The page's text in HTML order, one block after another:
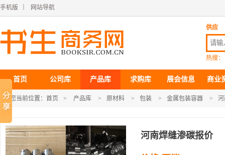
手机版 网站导航
供应
热搜：
首页 公司库 产品库 求购库 展会信息 商业
您当前位置： 首页 > 产品库 > 原材料 > 包装 > 金属包装容器 >
河南焊缝渗碳报价